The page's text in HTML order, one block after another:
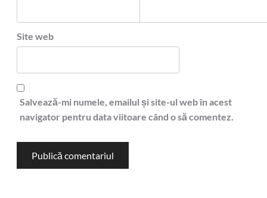
Site web
Salvează-mi numele, emailul și site-ul web în acest
navigator pentru data viitoare când o să comentez.